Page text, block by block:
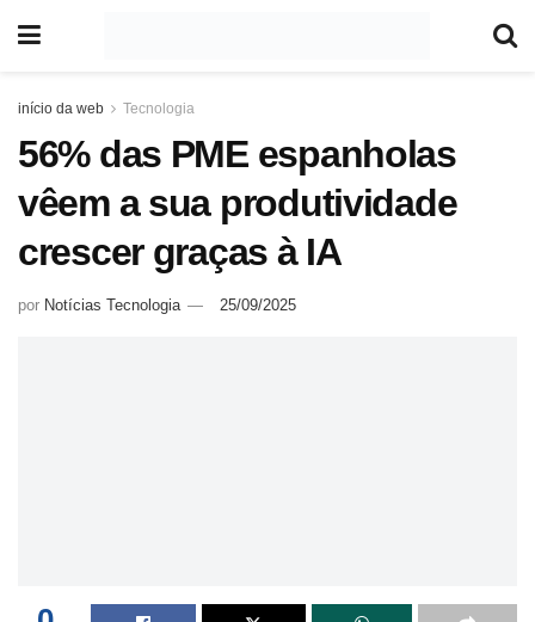
início da web Tecnologia
56% das PME espanholas
vêem a sua produtividade
crescer graças à IA
por Notícias Tecnologia 25/09/2025